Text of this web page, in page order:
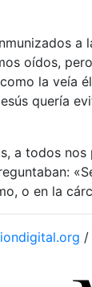
a
oídos,
la veía
quería
a todos
o en la
/